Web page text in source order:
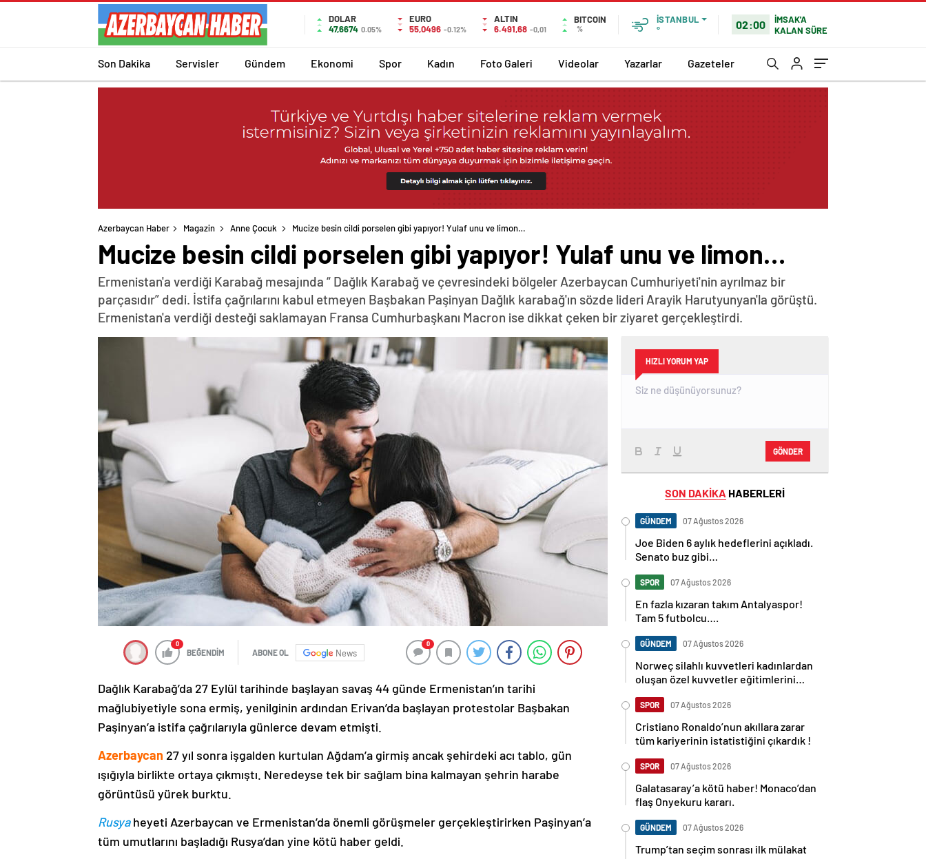
DOLAR
47,6674 0.05%
EURO
55,0496 -0.12%
ALTIN
6.491,68 -0,01
BITCOIN
%
İSTANBUL
°
02:00
İMSAK'A
KALAN SÜRE
Son Dakika Servisler Gündem Ekonomi Spor Kadın Foto Galeri Videolar Yazarlar Gazeteler
Azerbaycan Haber Magazin Anne Çocuk Mucize besin cildi porselen gibi yapıyor! Yulaf unu ve limon…
Mucize besin cildi porselen gibi yapıyor! Yulaf unu ve limon…
Ermenistan'a verdiği Karabağ mesajında “ Dağlık Karabağ ve çevresindeki bölgeler Azerbaycan Cumhuriyeti'nin ayrılmaz bir
parçasıdır” dedi. İstifa çağrılarını kabul etmeyen Başbakan Paşinyan Dağlık karabağ'ın sözde lideri Arayik Harutyunyan'la görüştü.
Ermenistan'a verdiği desteği saklamayan Fransa Cumhurbaşkanı Macron ise dikkat çeken bir ziyaret gerçekleştirdi.
0
BEĞENDİM ABONE OL News
0
Dağlık Karabağ’da 27 Eylül tarihinde başlayan savaş 44 günde Ermenistan’ın tarihi
mağlubiyetiyle sona ermiş, yenilginin ardından Erivan’da başlayan protestolar Başbakan
Paşinyan’a istifa çağrılarıyla günlerce devam etmişti.
Azerbaycan 27 yıl sonra işgalden kurtulan Ağdam’a girmiş ancak şehirdeki acı tablo, gün
ışığıyla birlikte ortaya çıkmıştı. Neredeyse tek bir sağlam bina kalmayan şehrin harabe
görüntüsü yürek burktu.
Rusyaheyeti Azerbaycan ve Ermenistan’da önemli görüşmeler gerçekleştirirken Paşinyan’a
tüm umutlarını başladığı Rusya’dan yine kötü haber geldi.
HIZLI YORUM YAP
GÖNDER
SON DAKİKA HABERLERİ
GÜNDEM 07 Ağustos 2026
Joe Biden 6 aylık hedeflerini açıkladı.
Senato buz gibi…
SPOR 07 Ağustos 2026
En fazla kızaran takım Antalyaspor!
Tam 5 futbolcu….
GÜNDEM 07 Ağustos 2026
Norweç silahlı kuvvetleri kadınlardan
oluşan özel kuvvetler eğitimlerini
SPOR 07 Ağustos 2026
Cristiano Ronaldo’nun akıllara zarar
tüm kariyerinin istatistiğini çıkardık !
SPOR 07 Ağustos 2026
Galatasaray’a kötü haber! Monaco’dan
flaş Onyekuru kararı.
GÜNDEM 07 Ağustos 2026
Trump’tan seçim sonrası ilk mülakat